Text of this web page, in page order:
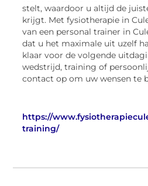
stelt, waardoor u altijd de
krijgt. Met fysiotherapie in
van een personal trainer in
dat u het maximale uit uzelf
klaar voor de volgende
wedstrijd, training of
contact op om uw wensen te
https://
training/